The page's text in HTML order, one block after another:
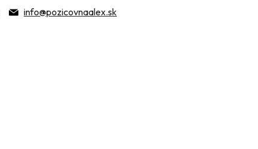
info@pozicovnaalex.sk